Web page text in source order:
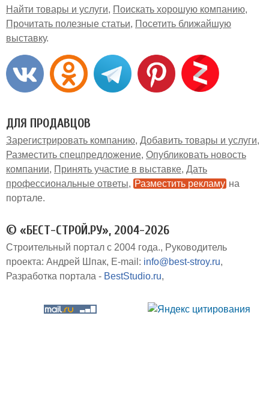
Найти товары и услуги
Поискать хорошую компанию
Прочитать полезные статьи
Посетить ближайшую
выставку
ДЛЯ ПРОДАВЦОВ
Зарегистрировать компанию Добавить товары и услуги
Разместить спецпредложение Опубликовать новость
компании
Принять участие в выставке Дать
профессиональные ответы
Разместить рекламу на
портале
© «БЕСТ-СТРОЙ.РУ», 2004-2026
Строительный портал с 2004 года.
Руководитель
проекта: Андрей Шпак E-mail: info@best-stroy.ru
Разработка портала - BestStudio.ru